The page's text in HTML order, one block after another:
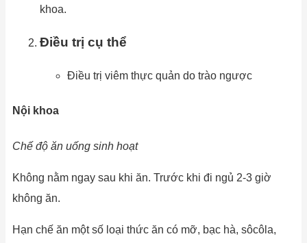
khoa.
Điều trị cụ thể
Điều trị viêm thực quản do trào ngược
Nội khoa
Chế độ ăn uống sinh hoạt
Không nằm ngay sau khi ăn. Trước khi đi ngủ 2-3 giờ
không ăn.
Hạn chế ăn một số loại thức ăn có mỡ, bạc hà, sôcôla,